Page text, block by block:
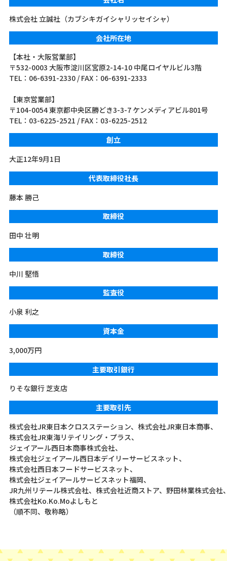
株式会社 立誠社（カブシキガイシャリッセイシャ）
会社所在地
【本社・大阪営業部】
〒532-0003 大阪市淀川区宮原2-14-10 中尾ロイヤルビル3階
TEL：06-6391-2330 / FAX：06-6391-2333
【東京営業部】
〒104-0054 東京都中央区勝どき3-3-7 ケンメディアビル801号
TEL：03-6225-2521 / FAX：03-6225-2512
創立
大正12年9月1日
代表取締役社長
藤本 勝己
取締役
田中 壮明
取締役
中川 堅悟
監査役
小泉 利之
資本金
3,000万円
主要取引銀行
りそな銀行 芝支店
主要取引先
株式会社JR東日本クロスステーション、 株式会社JR東日本商事、
株式会社JR東海リテイリング・プラス、
ジェイアール西日本商事株式会社、
株式会社ジェイアール西日本デイリーサービスネット、
株式会社西日本フードサービスネット、
株式会社ジェイアールサービスネット福岡、
JR九州リテール株式会社、 株式会社近商ストア、 野田林業株式会社
株式会社Ko.Ko.Moよしもと
（順不同、敬称略）